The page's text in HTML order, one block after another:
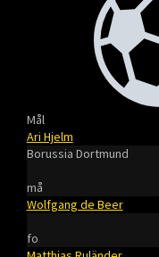
Mål
Ari Hjelm
Borussia Dortmund
må
Wolfgang de Beer
fo